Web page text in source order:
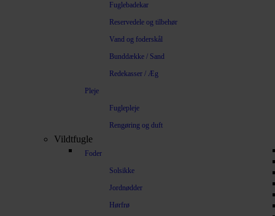
Fuglebadekar
Reservedele og tilbehør
Vand og foderskål
Bunddække / Sand
Redekasser / Æg
Pleje
Fuglepleje
Rengøring og duft
Vildtfugle
Foder
Solsikke
Jordnødder
Hørfrø